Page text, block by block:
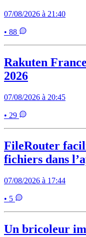
07/08/2026 à 21:40
• 88
Rakuten
2026
07/08/2026 à 20:45
• 29
FileRouter
fichiers dans
07/08/2026 à 17:44
• 5
Un bricoleur